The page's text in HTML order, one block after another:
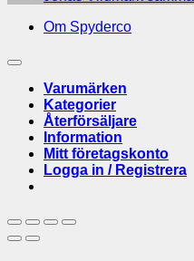
Om Spyderco
Varumärken
Kategorier
Återförsäljare
Information
Mitt företagskonto
Logga in / Registrera